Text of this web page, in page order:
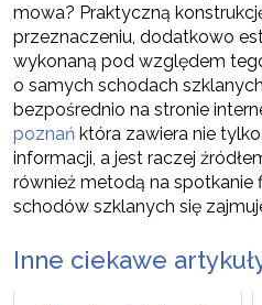
mowa? Praktyczną
przeznaczeniu, dodatkowo
wykonaną pod względem
o samych schodach
bezpośrednio na stronie
poznań która zawiera nie
informacji, a jest raczej
również metodą na spotkanie
schodów szklanych się
Inne ciekawe